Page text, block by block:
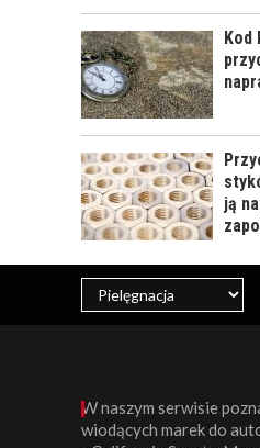
JAKIE
Kod
ją
W naszym serwisie
wiodących marek do